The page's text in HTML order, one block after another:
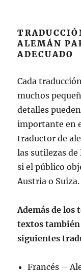
ALEMÁN
ADECUADO
Cada
muchos
detalles
importante en
traductor de
las sutilezas
si el público
Austria o Suiza.
Además de los
textos
siguientes
Francés –